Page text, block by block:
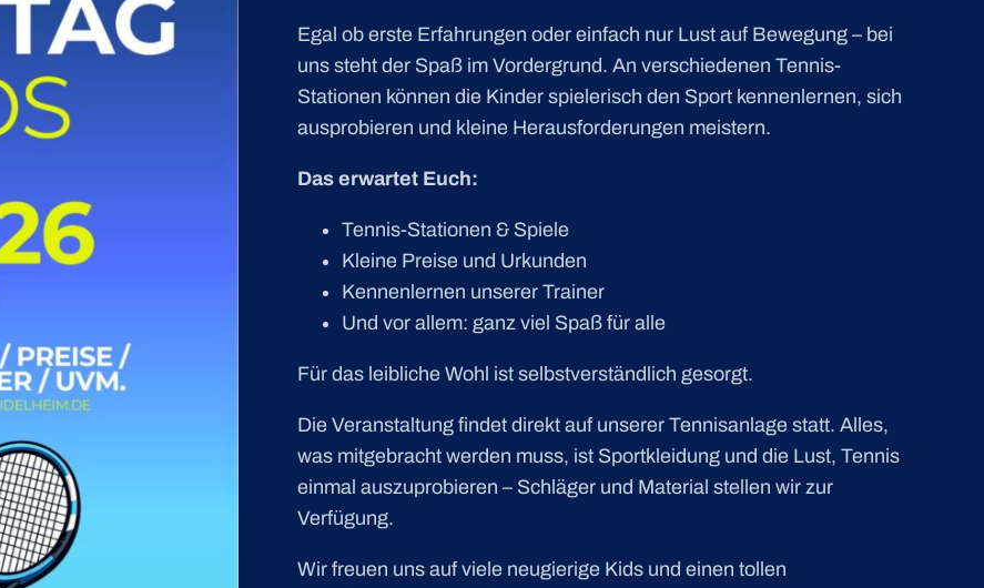
Egal ob erste Erfahrungen oder einfach nur Lust auf Bewegung – bei
uns steht der Spaß im Vordergrund. An verschiedenen Tennis-
Stationen können die Kinder spielerisch den Sport kennenlernen, sich
ausprobieren und kleine Herausforderungen meistern.
Das erwartet Euch:
Tennis-Stationen & Spiele
Kleine Preise und Urkunden
Kennenlernen unserer Trainer
Und vor allem: ganz viel Spaß für alle
Für das leibliche Wohl ist selbstverständlich gesorgt.
Die Veranstaltung findet direkt auf unserer Tennisanlage statt. Alles,
was mitgebracht werden muss, ist Sportkleidung und die Lust, Tennis
einmal auszuprobieren – Schläger und Material stellen wir zur
Verfügung.
Wir freuen uns auf viele neugierige Kids und einen tollen